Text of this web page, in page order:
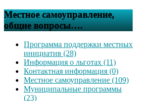
Местное самоуправление,
общие вопросы….
Программа поддержки местных
инициатив (28)
Информация о льготах (11)
Контактная информация (0)
Местное самоуправление (109)
Муниципальные программы
(23)